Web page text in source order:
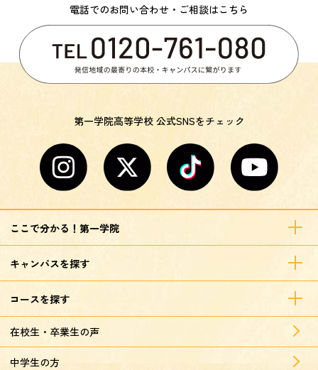
電話でのお問い合わせ・ご相談はこちら
第一学院高等学校 公式SNSをチェック
ここで分かる！第一学院
キャンパスを探す
コースを探す
在校生・卒業生の声
中学生の方